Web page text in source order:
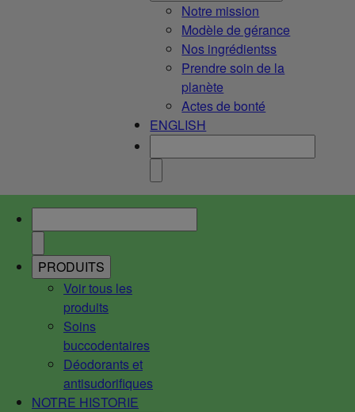
Notre mission
Modèle de gérance
Nos ingrédientss
Prendre soin de la
planète
Actes de bonté
ENGLISH
PRODUITS
Voir tous les
produits
Soins
buccodentaires
Déodorants et
antisudorifiques
NOTRE HISTORIE